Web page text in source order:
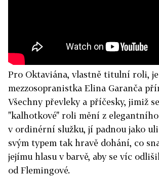
Pro Oktaviána, vlastně titulní roli, je
mezzosopranistka Elina Garanča
Všechny převleky a příčesky, jimiž
"kalhotkové" roli mění z
v ordinérní služku, jí padnou jako
svým typem tak hravě dohání, co
jejímu hlasu v barvě, aby se víc odlišil
od Flemingové.